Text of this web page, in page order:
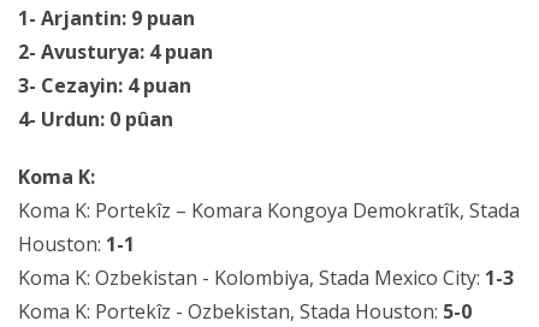
1- Arjantin: 9 puan
2- Avusturya: 4 puan
3- Cezayin: 4 puan
4- Urdun: 0 pûan
Koma K:
Koma K: Portekîz – Komara Kongoya Demokratîk, Stada
Houston: 1-1
Koma K: Ozbekistan - Kolombiya, Stada Mexico City: 1-3
Koma K: Portekîz - Ozbekistan, Stada Houston: 5-0